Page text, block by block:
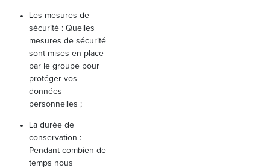
Les mesures de
sécurité : Quelles
mesures de sécurité
sont mises en place
par le groupe pour
protéger vos
données
personnelles ;
La durée de
conservation :
Pendant combien de
temps nous